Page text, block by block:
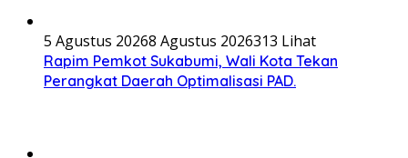
5 Agustus 20268 Agustus 2026313 Lihat
Rapim Pemkot Sukabumi, Wali Kota Tekan
Perangkat Daerah Optimalisasi PAD.